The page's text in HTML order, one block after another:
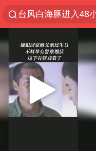
台风白海豚进入48
看守所辅警收受10
宇树科技发行价格